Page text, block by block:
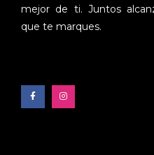
mejor de ti. Juntos
que te marques.